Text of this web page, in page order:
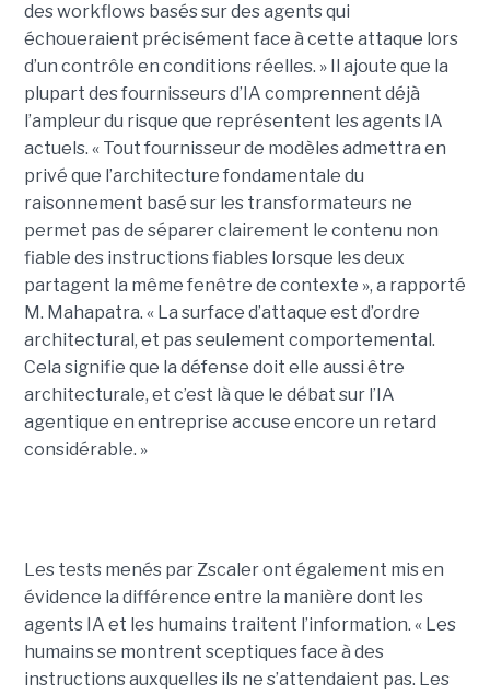
des workflows basés sur des agents qui
échoueraient précisément face à cette attaque lors
d’un contrôle en conditions réelles. » Il ajoute que la
plupart des fournisseurs d’IA comprennent déjà
l’ampleur du risque que représentent les agents IA
actuels. « Tout fournisseur de modèles admettra en
privé que l’architecture fondamentale du
raisonnement basé sur les transformateurs ne
permet pas de séparer clairement le contenu non
fiable des instructions fiables lorsque les deux
partagent la même fenêtre de contexte », a rapporté
M. Mahapatra. « La surface d’attaque est d’ordre
architectural, et pas seulement comportemental.
Cela signifie que la défense doit elle aussi être
architecturale, et c’est là que le débat sur l’IA
agentique en entreprise accuse encore un retard
considérable. »
Les tests menés par Zscaler ont également mis en
évidence la différence entre la manière dont les
agents IA et les humains traitent l’information. « Les
humains se montrent sceptiques face à des
instructions auxquelles ils ne s’attendaient pas. Les